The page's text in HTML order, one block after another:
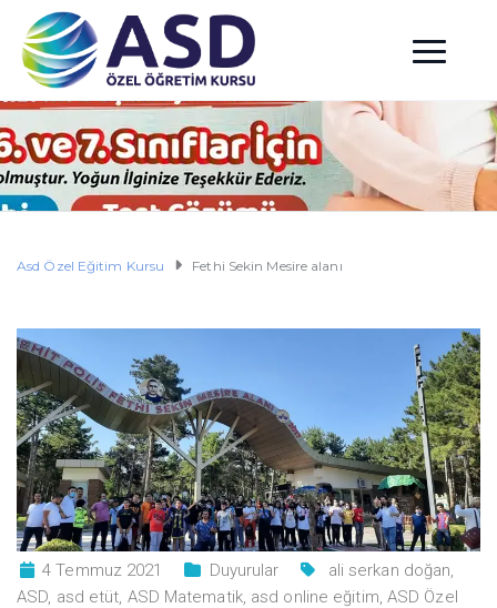
Asd Özel Eğitim Kursu Fethi Sekin Mesire alanı
4 Temmuz 2021 Duyurular ali serkan doğan,
ASD, asd etüt, ASD Matematik, asd online eğitim, ASD Özel